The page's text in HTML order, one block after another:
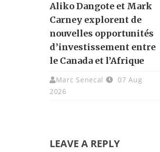
Aliko Dangote et Mark
Carney explorent de
nouvelles opportunités
d’investissement entre
le Canada et l’Afrique
Marc Senecal
07 Aug
2026
LEAVE A REPLY